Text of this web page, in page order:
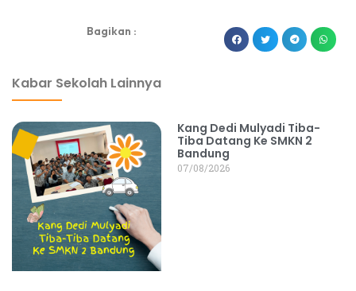
Bagikan :
Kabar Sekolah Lainnya
Kang Dedi Mulyadi Tiba-
Tiba Datang Ke SMKN 2
Bandung
07/08/2026